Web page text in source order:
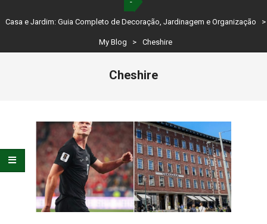
GUIA
COMPLETO
DECORAÇÃO,
ORGANIZAÇÃO
Casa e Jardim: Guia Completo de Decoração, Jardinagem e Organização >
My Blog > Cheshire
Cheshire